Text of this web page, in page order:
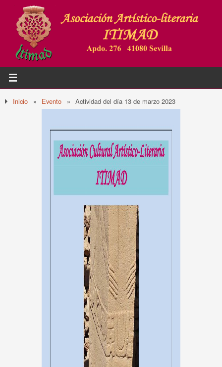
Inicio » Evento » Actividad del día 13 de marzo 2023